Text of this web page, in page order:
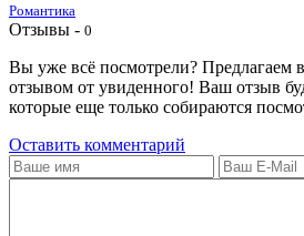
Романтика
Отзывы - 0
Вы уже всё посмотрели? Предлагаем
отзывом от увиденного! Ваш отзыв
которые еще только собираются
Оставить комментарий